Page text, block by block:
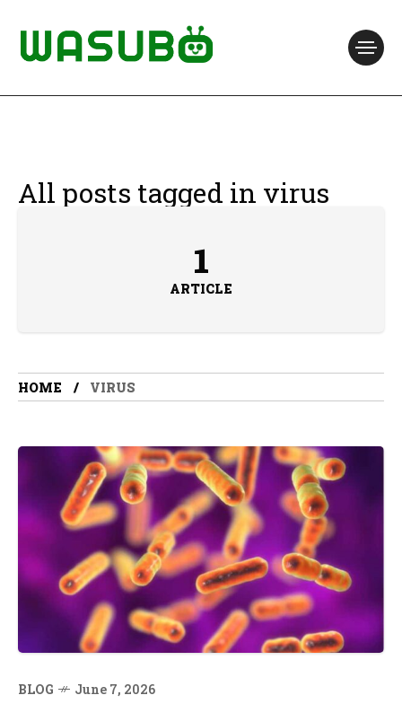
All posts tagged in virus
1
ARTICLE
HOME VIRUS
BLOG June 7, 2026